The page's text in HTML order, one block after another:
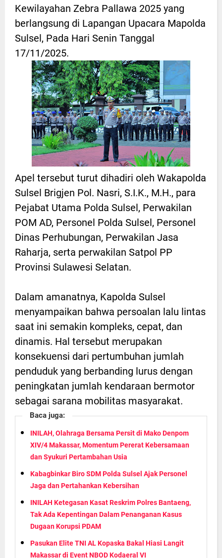
Kewilayahan Zebra Pallawa 2025 yang
berlangsung di Lapangan Upacara Mapolda
Sulsel, Pada Hari Senin Tanggal
17/11/2025.
Apel tersebut turut dihadiri oleh Wakapolda
Sulsel Brigjen Pol. Nasri, S.I.K., M.H., para
Pejabat Utama Polda Sulsel, Perwakilan
POM AD, Personel Polda Sulsel, Personel
Dinas Perhubungan, Perwakilan Jasa
Raharja, serta perwakilan Satpol PP
Provinsi Sulawesi Selatan.
Dalam amanatnya, Kapolda Sulsel
menyampaikan bahwa persoalan lalu lintas
saat ini semakin kompleks, cepat, dan
dinamis. Hal tersebut merupakan
konsekuensi dari pertumbuhan jumlah
penduduk yang berbanding lurus dengan
peningkatan jumlah kendaraan bermotor
sebagai sarana mobilitas masyarakat.
Baca juga:
INILAH, Olahraga Bersama Persit di Mako Denpom
XIV/4 Makassar, Momentum Pererat Kebersamaan
dan Syukuri Pertambahan Usia
Kabagbinkar Biro SDM Polda Sulsel Ajak Personel
Jaga dan Pertahankan Kebersihan
INILAH Ketegasan Kasat Reskrim Polres Bantaeng,
Tak Ada Kepentingan Dalam Penanganan Kasus
Dugaan Korupsi PDAM
Pasukan Elite TNI AL Kopaska Bakal Hiasi Langit
Makassar di Event NBOD Kodaeral VI